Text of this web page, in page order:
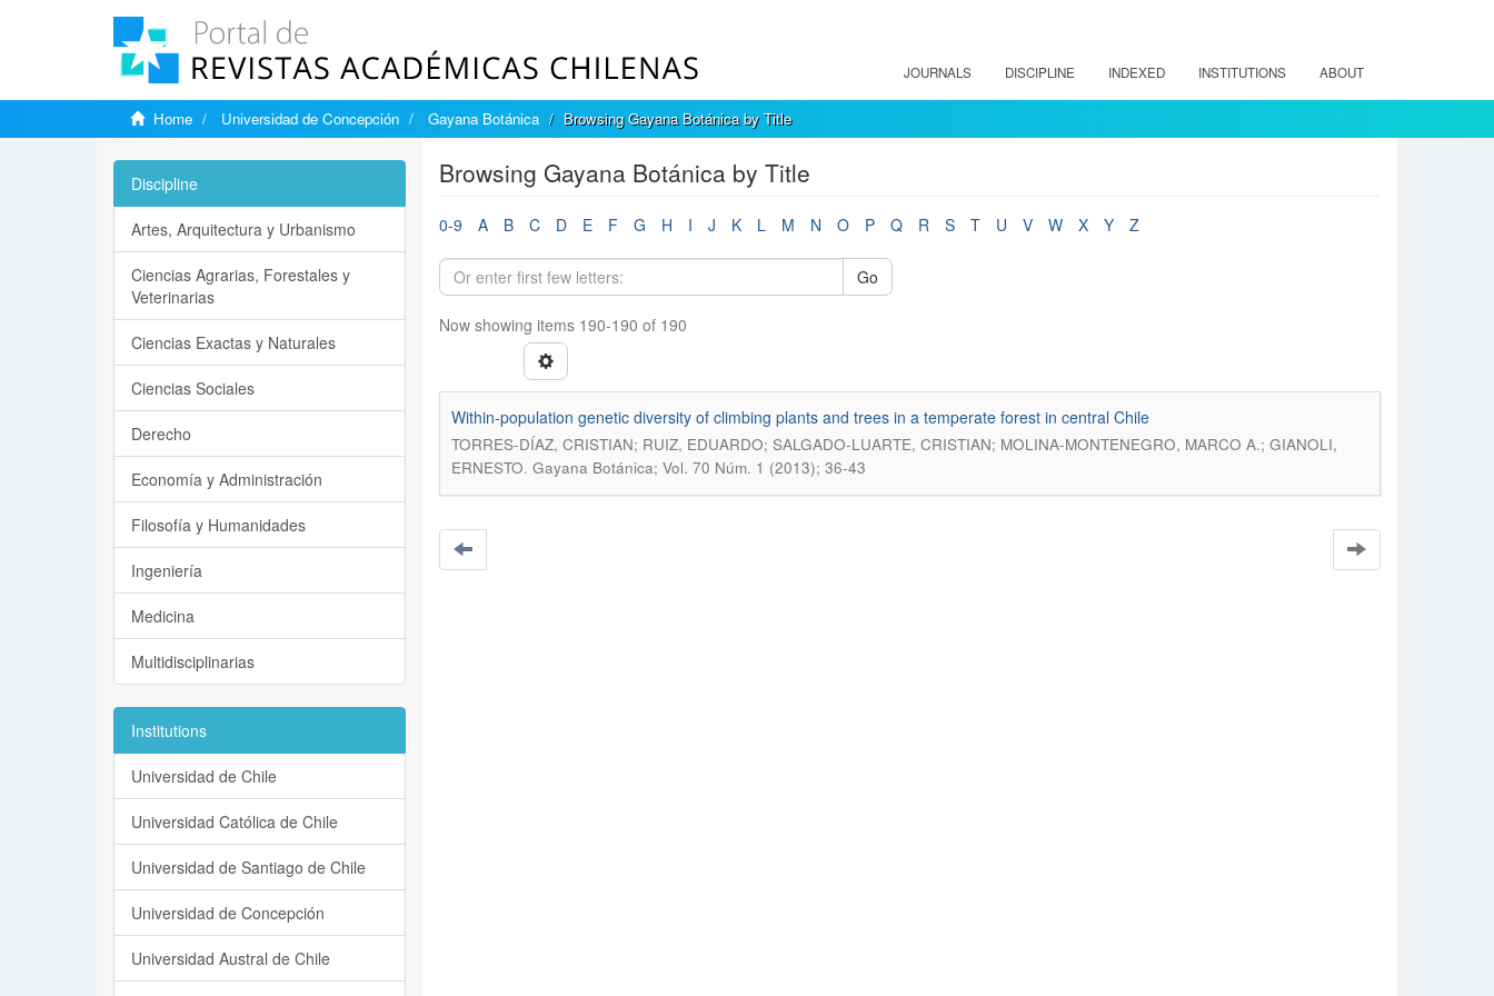
JOURNALS DISCIPLINE INDEXED INSTITUTIONS ABOUT
Home Universidad de Concepción Gayana Botánica Browsing Gayana Botánica by Title
Browsing Gayana Botánica by Title
0-9 A B C D E F G H I J K L M N O P Q R S T U V W X Y Z
Go
Now showing items 190-190 of 190
Within-population genetic diversity of climbing plants and trees in a temperate forest in central Chile
TORRES-DÍAZ, CRISTIAN; RUIZ, EDUARDO; SALGADO-LUARTE, CRISTIAN; MOLINA-MONTENEGRO, MARCO A.; GIANOLI,
ERNESTO. Gayana Botánica; Vol. 70 Núm. 1 (2013); 36-43
Discipline
Artes, Arquitectura y Urbanismo
Ciencias Agrarias, Forestales y
Veterinarias
Ciencias Exactas y Naturales
Ciencias Sociales
Derecho
Economía y Administración
Filosofía y Humanidades
Ingeniería
Medicina
Multidisciplinarias
Institutions
Universidad de Chile
Universidad Católica de Chile
Universidad de Santiago de Chile
Universidad de Concepción
Universidad Austral de Chile